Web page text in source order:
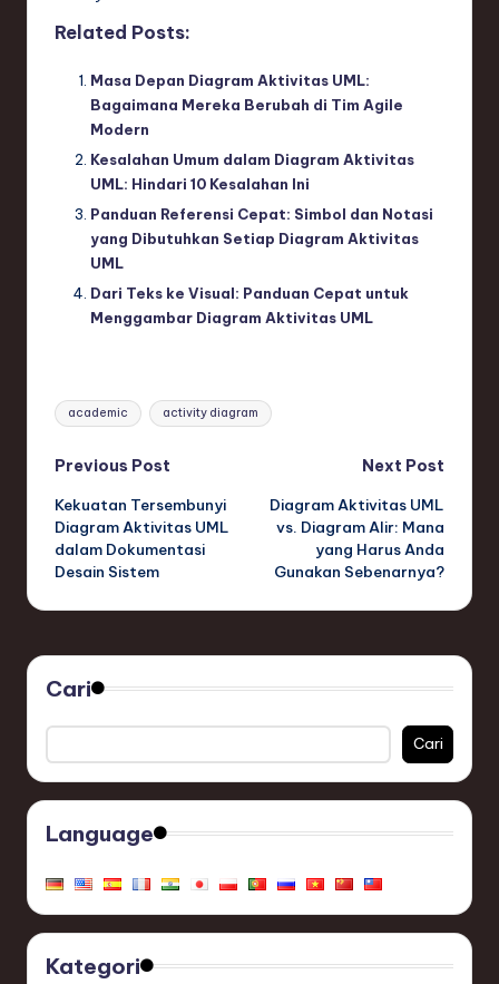
Related Posts:
Masa Depan Diagram Aktivitas UML:
Bagaimana Mereka Berubah di Tim Agile
Modern
Kesalahan Umum dalam Diagram Aktivitas
UML: Hindari 10 Kesalahan Ini
Panduan Referensi Cepat: Simbol dan Notasi
yang Dibutuhkan Setiap Diagram Aktivitas
UML
Dari Teks ke Visual: Panduan Cepat untuk
Menggambar Diagram Aktivitas UML
Tags:
academic activity diagram
Post
navigation
Previous Post
Kekuatan Tersembunyi
Diagram Aktivitas UML
dalam Dokumentasi
Desain Sistem
Next Post
Diagram Aktivitas UML
vs. Diagram Alir: Mana
yang Harus Anda
Gunakan Sebenarnya?
Cari
Cari
Language
Kategori